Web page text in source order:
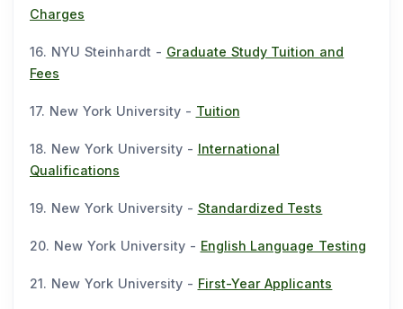
Charges
16. NYU Steinhardt - Graduate Study Tuition and
Fees
17. New York University - Tuition
18. New York University -
International
Qualifications
19. New York University - Standardized Tests
20. New York University - English Language Testing
21. New York University - First-Year Applicants